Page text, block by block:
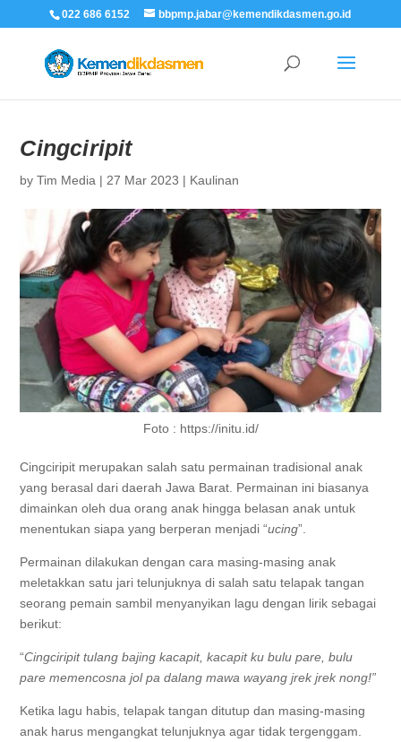
022 686 6152 bbpmp.jabar@kemendikdasmen.go.id
Cingciripit
byTim Media | 27 Mar 2023 | Kaulinan
Foto : https://initu.id/
Cingciripit merupakan salah satu permainan tradisional anak
yang berasal dari daerah Jawa Barat. Permainan ini biasanya
dimainkan oleh dua orang anak hingga belasan anak untuk
menentukan siapa yang berperan menjadi “ucing”.
Permainan dilakukan dengan cara masing-masing anak
meletakkan satu jari telunjuknya di salah satu telapak tangan
seorang pemain sambil menyanyikan lagu dengan lirik sebagai
berikut:
“Cingciripit tulang bajing kacapit, kacapit ku bulu pare, bulu
pare memencosna jol pa dalang mawa wayang jrek jrek nong!”
Ketika lagu habis, telapak tangan ditutup dan masing-masing
anak harus mengangkat telunjuknya agar tidak tergenggam.